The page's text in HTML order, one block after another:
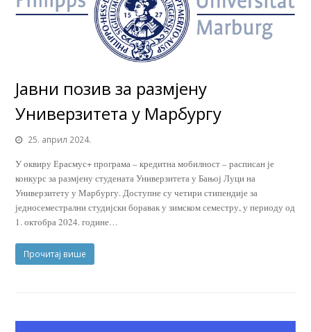
Јавни позив за размјену
Универзитета у Марбургу
25. април 2024.
У оквиру Ерасмус+ програма – кредитна мобилност – расписан је
конкурс за размјену студената Универзитета у Бањој Луци на
Универзитету у Марбургу. Доступне су четири стипендије за
једносеместрални студијски боравак у зимском семестру, у периоду од
1. октобра 2024. године…
Прочитај више